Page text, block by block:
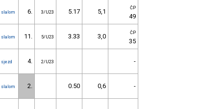
slalom 6. 3/U23 5.17 5,1 ČP
49
slalom 11. 5/U23 3.33 3,0 ČP
35
sjezd 4. 2/U23 -
slalom 2. 0.50 0,6 -